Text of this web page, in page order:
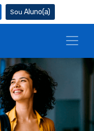
Aluno(a)